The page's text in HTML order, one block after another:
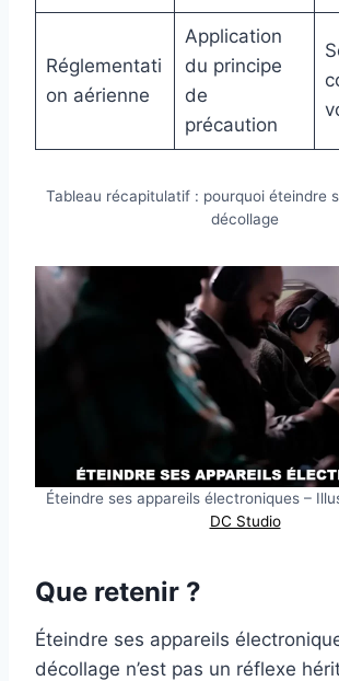
Réglementati
on aérienne
Application
du principe
de
précaution
Tableau récapitulatif : pourquoi éteindre
décollage
Éteindre ses appareils électroniques –
DC Studio
Que retenir ?
Éteindre ses appareils
décollage n’est pas un réflexe